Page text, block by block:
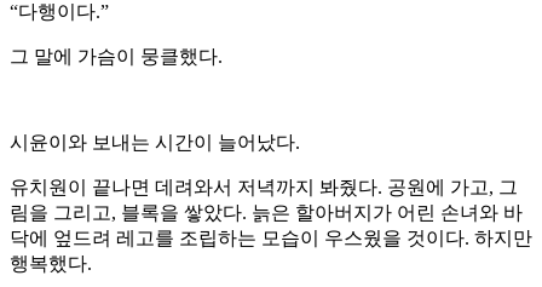
“다행이다.”
그 말에 가슴이 뭉클했다.
시윤이와 보내는 시간이 늘어났다.
유치원이 끝나면 데려와서 저녁까지 봐줬다. 공원에 가고, 그
림을 그리고, 블록을 쌓았다. 늙은 할아버지가 어린 손녀와 바
닥에 엎드려 레고를 조립하는 모습이 우스웠을 것이다. 하지만
행복했다.